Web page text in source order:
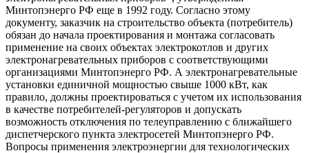
Минтопэнерго РФ еще в 1992 году. Согласно этому
документу, заказчик на строительство объекта (потребитель)
обязан до начала проектирования и монтажа согласовать
применение на своих объектах электрокотлов и других
электронагревательных приборов с соответствующими
организациями Минтопэнерго РФ. А электронагревательные
установки единичной мощностью свыше 1000 кВт, как
правило, должны проектироваться с учетом их использования
в качестве потребителей-регуляторов и допускать
возможность отключения по телеуправлению с ближайшего
диспетчерского пункта электросетей Минтопэнерго РФ.
Вопросы применения электроэнергии для технологических